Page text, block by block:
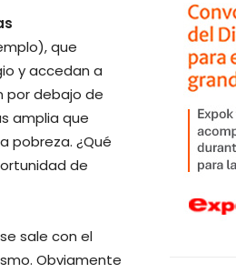
que
y accedan a
por debajo de
amplia que
pobreza. ¿Qué
de
sale con el
Obviamente